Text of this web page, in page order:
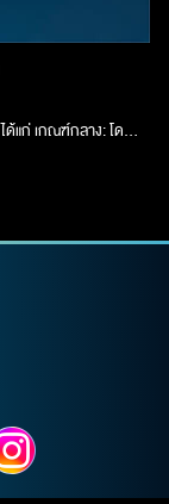
รางวัลจากการตัดสินของคณะกรรมการ จำนวน 8 รางวัล ได้แก่ เกณฑ์กลาง: โดยผลงานของผู้ที่มีสิทธิ์เข้ารับการพิจารณารางวัลจากการตัดสินของคณะกรรมการในแต่ละรางวัล ต้องเป็นซีรีส์วายไทย ที่ออกอากาศผ่านสถานีโทรทัศน์ทีวีดิจิทัล หรือ สตรีมมิ่งแพลตฟอร์ม (OTT) โดยเผยแพร่ที่ประเทศไทยเป็นครั้งแรก ทั้งนี้ คณะผู้จัดงาน Y Entertain Award จะเป็นผู้กำหนดเงื่อนไขช่วงระยะเวลาการออกอากาศของซีรีส์ในแต่ละปี (ในกรณีที่เป็นการออกอากาศคร่อมช่วงระยะเวลาตามเงื่อนไข ผลงานนั้นต้องไม่เคยเข้าชิงรางวัล Y ENTERTAIN AWARDS ในปีก่อนหน้า)